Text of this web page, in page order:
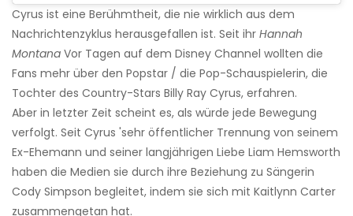
Cyrus ist eine Berühmtheit, die nie wirklich aus dem
Nachrichtenzyklus herausgefallen ist. Seit ihr Hannah
Montana Vor Tagen auf dem Disney Channel wollten die
Fans mehr über den Popstar / die Pop-Schauspielerin, die
Tochter des Country-Stars Billy Ray Cyrus, erfahren.
Aber in letzter Zeit scheint es, als würde jede Bewegung
verfolgt. Seit Cyrus 'sehr öffentlicher Trennung von seinem
Ex-Ehemann und seiner langjährigen Liebe Liam Hemsworth
haben die Medien sie durch ihre Beziehung zu Sängerin
Cody Simpson begleitet, indem sie sich mit Kaitlynn Carter
zusammengetan hat.